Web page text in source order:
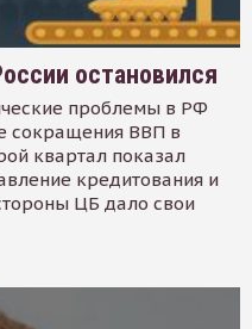
остановился
проблемы в РФ
сокращения ВВП в
квартал показал
кредитования и
ЦБ дало свои